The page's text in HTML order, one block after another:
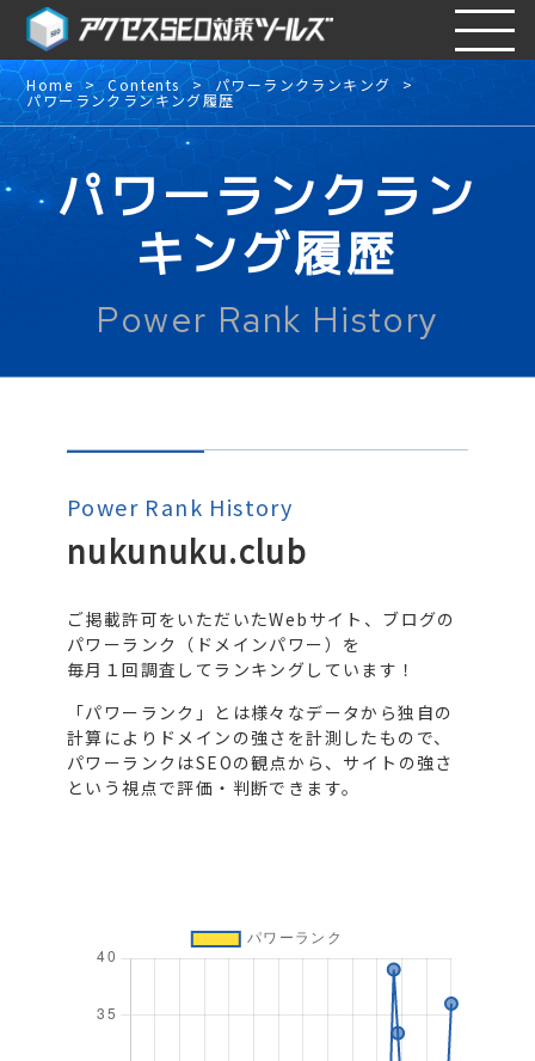
Home Contents パワーランクランキング
パワーランクランキング履歴
パワーランクラン
キング履歴
Power Rank History
Power Rank History
nukunuku.club
ご掲載許可をいただいたWebサイト、ブログの
パワーランク（ドメインパワー）を
毎月１回調査してランキングしています！
「パワーランク」とは様々なデータから独自の
計算によりドメインの強さを計測したもので、
パワーランクはSEOの観点から、サイトの強さ
という視点で評価・判断できます。